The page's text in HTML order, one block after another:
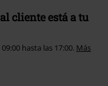
cliente está a tu
hasta las 17:00. Más